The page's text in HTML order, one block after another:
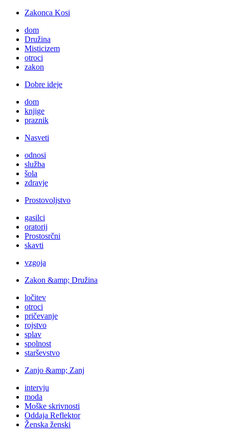
Zakonca Kosi
dom
Družina
Misticizem
otroci
zakon
Dobre ideje
dom
knjige
praznik
Nasveti
odnosi
služba
šola
zdravje
Prostovoljstvo
gasilci
oratorij
Prostosrčni
skavti
vzgoja
Zakon &amp; Družina
ločitev
otroci
pričevanje
rojstvo
splav
spolnost
starševstvo
Zanjo &amp; Zanj
intervju
moda
Moške skrivnosti
Oddaja Reflektor
Ženska ženski